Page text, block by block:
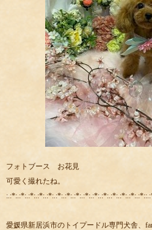
フォトブース お花見
可愛く撮れたね。
愛媛県新居浜市のトイプードル専門犬舎、